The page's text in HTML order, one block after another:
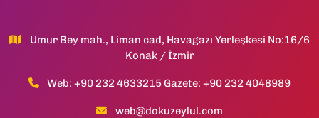
Umur Bey mah., Liman cad, Havagazı Yerleşkesi No:16/6
Konak / İzmir
Web: +90 232 4633215 Gazete: +90 232 4048989
web@dokuzeylul.com